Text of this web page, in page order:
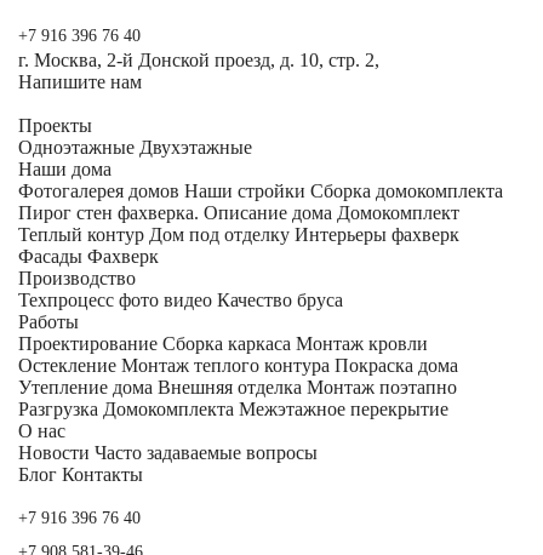
+7 916 396 76 40
г. Москва, 2-й Донской проезд, д. 10, стр. 2,
Напишите нам
Проекты
Одноэтажные Двухэтажные
Наши дома
Фотогалерея домов Наши стройки Сборка домокомплекта
Пирог стен фахверка. Описание дома Домокомплект
Теплый контур Дом под отделку Интерьеры фахверк
Фасады Фахверк
Производство
Техпроцесс фото видео Качество бруса
Работы
Проектирование Сборка каркаса Монтаж кровли
Остекление Монтаж теплого контура Покраска дома
Утепление дома Внешняя отделка Монтаж поэтапно
Разгрузка Домокомплекта Межэтажное перекрытие
О нас
Новости Часто задаваемые вопросы
Блог Контакты
+7 916 396 76 40